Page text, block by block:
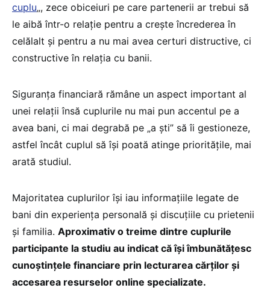
cuplu„, zece obiceiuri pe care partenerii ar trebui să
le aibă într-o relație pentru a crește încrederea în
celălalt și pentru a nu mai avea certuri distructive, ci
constructive în relația cu banii.
Siguranța financiară rămâne un aspect important al
unei relații însă cuplurile nu mai pun accentul pe a
avea bani, ci mai degrabă pe „a ști” să îi gestioneze,
astfel încât cuplul să își poată atinge prioritățile, mai
arată studiul.
Majoritatea cuplurilor își iau informațiile legate de
bani din experiența personală și discuțiile cu prietenii
și familia. Aproximativ o treime dintre cuplurile
participante la studiu au indicat că își îmbunătățesc
cunoștințele financiare prin lecturarea cărților și
accesarea resurselor online specializate.